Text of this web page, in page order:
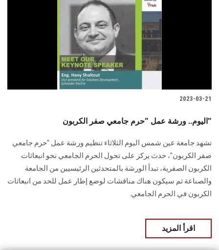
2023-03-21
اليوم.. ورشة عمل "حرم جامعي صفر الكربون"
تشهد جامعة عين شمس اليوم الثلاثاء تنظيم ورشة عمل "حرم جامعي
صفر الكربون"، حدث يركز على تحول الحرم الجامعي نحو انبعاثات
الكربون الصفرية، تبدأ الورشة بالمتحدثين الرئيسيين من الجامعة
والصناعة ثم سيكون هناك مناقشات لوضع إطار عمل للحد من انبعاثات
الكربون في الحرم الجامعي.
اقرأ المزيد